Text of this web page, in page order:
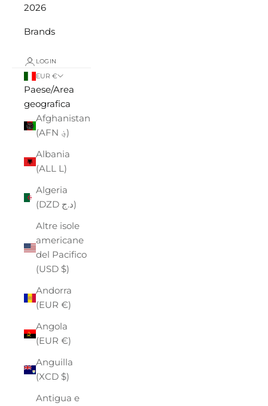
2026
Brands
LOGIN
EUR €
Paese/Area
geografica
Afghanistan
(AFN ؋)
Albania
(ALL L)
Algeria
(DZD د.ج)
Altre isole
americane
del Pacifico
(USD $)
Andorra
(EUR €)
Angola
(EUR €)
Anguilla
(XCD $)
Antigua e